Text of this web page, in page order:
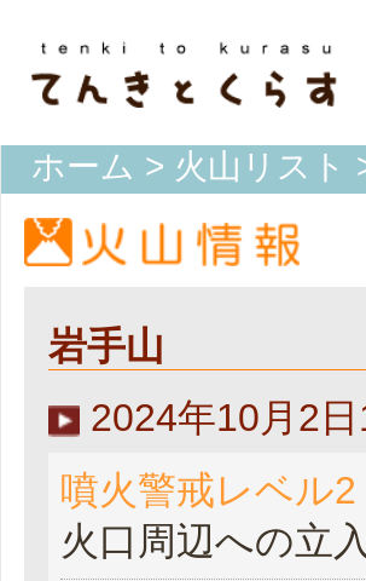
ホーム > 火山リスト
岩手山
2024年10月2日
噴火警戒レベル
火口周辺への立